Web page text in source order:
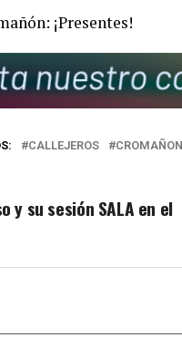
¡Presentes!
CALLEJEROS CROMAÑON
y su sesión SALA en el